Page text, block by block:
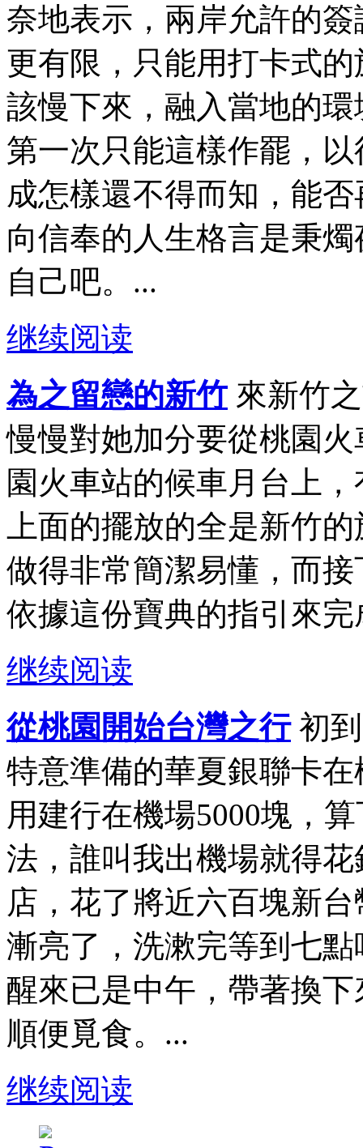
奈地表示，兩岸允許的
更有限，只能用打卡式
該慢下來，融入當地的
第一次只能這樣作罷，
成怎樣還不得而知，能
向信奉的人生格言是秉
自己吧。...
继续阅读
為之留戀的新竹 來新竹
慢慢對她加分要從桃園
園火車站的候車月台上
上面的擺放的全是新竹
做得非常簡潔易懂，而
依據這份寶典的指引來完
继续阅读
從桃園開始台灣之行初到
特意準備的華夏銀聯卡
用建行在機場5000塊，
法，誰叫我出機場就得
店，花了將近六百塊新
漸亮了，洗漱完等到七
醒來已是中午，帶著換
順便覓食。...
继续阅读